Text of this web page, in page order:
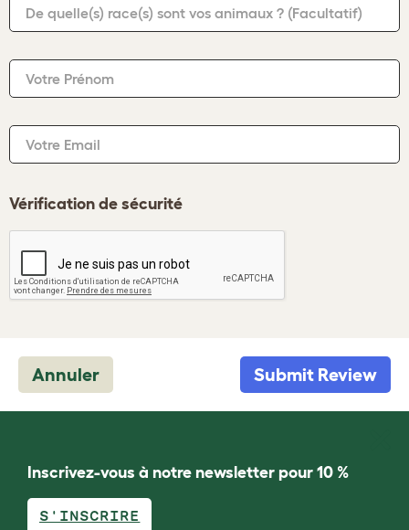
De quelle(s) race(s) sont vos animaux ? (Facultatif)
Votre Prénom
Votre Email
Vérification de sécurité
Annuler Submit Review
Inscrivez-vous à notre newsletter pour 10 %
S'INSCRIRE